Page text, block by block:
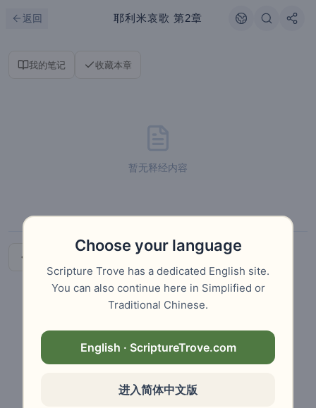
返回 耶利米哀歌 第2章
我的笔记 收藏本章
暂无释经内容
Choose your language
Scripture Trove has a dedicated English site.
You can also continue here in Simplified or
Traditional Chinese.
English · ScriptureTrove.com
进入简体中文版